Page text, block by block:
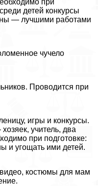
при
детей конкурсы
— лучшими работами
чучело
Проводится при
игры и конкурсы.
учитель, два
при подготовке:
и угощать ими детей.
костюмы для мам